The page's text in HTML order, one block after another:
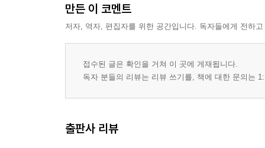
1. 시장을 이길 수 있다고 믿은 사람들의 몰락
2. 평범한 사람들은 자신의 능력을 과대평가한다 :
5. 결말을 알고 나면 모든 것이 당연해 보인다 : 사
6. 전문가를 만나면 꼭 해야 할 질문 “그래서 얼마나
7. 전문가들의 평균 적중률은 40%
Chapter 9 부자들은 통계를 믿지 않는다
만든 이 코멘트
저자, 역자, 편집자를 위한 공간입니다. 독자들에게 전하
접수된 글은 확인을 거쳐 이 곳에 게재됩니다.
독자 분들의 리뷰는 리뷰 쓰기를, 책에 대한 문의는
출판사 리뷰